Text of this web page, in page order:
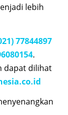
lebih
77844897
.
dapat dilihat